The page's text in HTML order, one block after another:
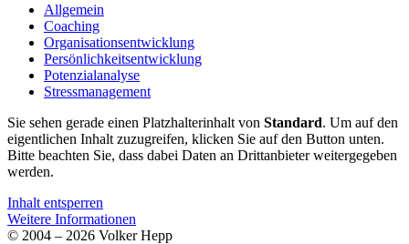
Allgemein
Coaching
Organisationsentwicklung
Persönlichkeitsentwicklung
Potenzialanalyse
Stressmanagement
Sie sehen gerade einen Platzhalterinhalt von Standard. Um auf den
eigentlichen Inhalt zuzugreifen, klicken Sie auf den Button unten.
Bitte beachten Sie, dass dabei Daten an Drittanbieter weitergegeben
werden.
Inhalt entsperren
Weitere Informationen
© 2004 – 2026 Volker Hepp